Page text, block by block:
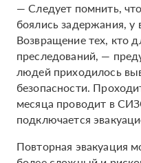
— Следует помнить,
боялись задержания,
Возвращение тех, кто
преследований, —
людей приходилось
безопасности.
месяца проводит в
подключается
Повторная эвакуация